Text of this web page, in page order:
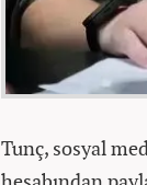
Tunç, sosyal